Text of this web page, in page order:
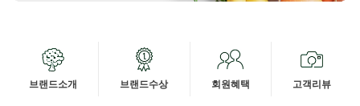
브랜드소개 브랜드수상 회원혜택 고객리뷰